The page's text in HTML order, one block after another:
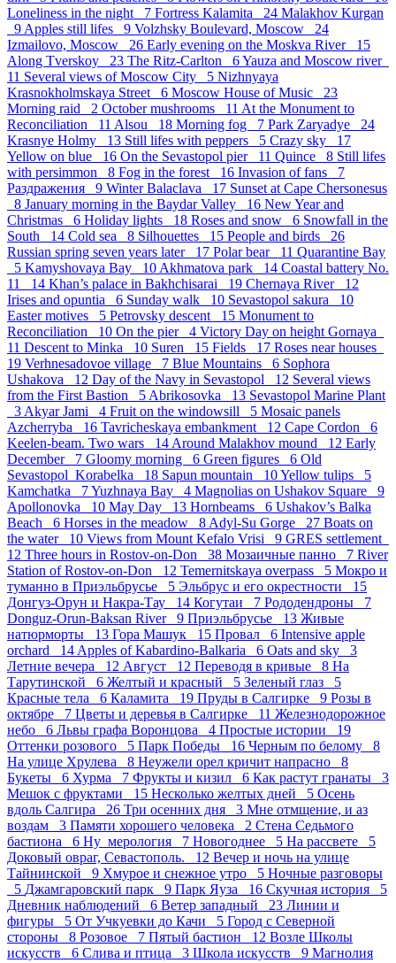
Loneliness in the night 7 Fortress Kalamita 24 Malakhov Kurgan
9 Apples still lifes 9 Volzhsky Boulevard, Moscow 24
Izmailovo, Moscow 26 Early evening on the Moskva River 15
Along Tverskoy 23 The Ritz-Carlton 6Yauza and Moscow river
11 Several views of Moscow City 5 Nizhnyaya
Krasnokholmskaya Street 6 Moscow House of Music 23
Morning raid 2 October mushrooms 11 At the Monument to
Reconciliation 11 Alsou 18 Morning fog 7 Park Zaryadye 24
Krasnye Holmy 13 Still lifes with peppers 5 Crazy sky 17
Yellow on blue 16 On the Sevastopol pier 11 Quince 8 Still lifes
with persimmon 8 Fog in the forest 16 Invasion of fans 7
Раздражения 9 Winter Balaclava 17 Sunset at Cape Chersonesus
8 January morning in the Baydar Valley 16 New Year and
Christmas 6 Holiday lights 18 Roses and snow 6 Snowfall in the
South 14 Cold sea 8 Silhouettes 15 People and birds 26
Russian spring seven years later 17 Polar bear 11 Quarantine Bay
5 Kamyshovaya Bay 10 Akhmatova park 14 Coastal battery No.
11 14 Khan’s palace in Bakhchisarai 19 Chernaya River 12
Irises and opuntia 6 Sunday walk 10 Sevastopol sakura 10
Easter motives 5 Petrovsky descent 15 Monument to
Reconciliation 10 On the pier 4 Victory Day on height Gornaya
11 Descent to Minka 10 Suren 15 Fields 17 Roses near houses
19 Verhnesadovoe village 7 Blue Mountains 6 Sophora
Ushakova 12 Day of the Navy in Sevastopol 12 Several views
from the First Bastion 5 Abrikosovka 13 Sevastopol Marine Plant
3 Akyar Jami 4 Fruit on the windowsill 5 Mosaic panels
Azcherryba 16 Tavricheskaya embankment 12 Cape Cordon 6
Keelen-beam. Two wars 14 Around Malakhov mound 12 Early
December 7 Gloomy morning 6 Green figures 6 Old
Sevastopol_Korabelka 18 Sapun mountain 10Yellow tulips 5
Kamchatka 7Yuzhnaya Bay 4 Magnolias on Ushakov Square 9
Apollonovka 10 May Day 13 Hornbeams 6 Ushakov’s Balka
Beach 6 Horses in the meadow 8 Adyl-Su Gorge 27 Boats on
the water 10 Views from Mount Kefalo Vrisi 9 GRES settlement
12 Three hours in Rostov-on-Don 38 Мозаичные панно 7 River
Station of Rostov-on-Don 12 Temernitskaya overpass 5 Мокро и
туманно в Приэльбрусье 5 Эльбрус и его окрестности 15
Донгуз-Орун и Накра-Тау 14 Когутаи 7 Рододендроны 7
Donguz-Orun-Baksan River 9 Приэльбрусье 13 Живые
натюрморты 13 Гора Машук 15 Провал 6 Intensive apple
orchard 14 Apples of Kabardino-Balkaria 6 Oats and sky 3
Летние вечера 12 Август 12 Переводя в кривые 8 На
Тарутинской 6 Желтый и красный 5 Зеленый глаз 5
Красные тела 6 Каламита 19 Пруды в Салгирке 9 Розы в
октябре 7 Цветы и деревья в Салгирке 11 Железнодорожное
небо 6 Львы графа Воронцова 4 Простые истории 19
Оттенки розового 5 Парк Победы 16 Черным по белому 8
На улице Хрулева 8 Неужели орел кричит напрасно 8
Букеты 6 Хурма 7 Фрукты и кизил 6 Как растут гранаты 3
Мешок с фруктами 15 Несколько желтых дней 5 Осень
вдоль Салгира 26 Три осенних дня 3 Мне отмщение, и аз
воздам 3 Памяти хорошего человека 2 Стена Седьмого
бастиона 6 Ну_мерология 7 Новогоднее 5 На рассвете 5
Доковый овраг, Севастополь. 12 Вечер и ночь на улице
Тайнинской 9 Хмурое и снежное утро 5 Ночные разговоры
5 Джамгаровский парк 9 Парк Яуза 16 Скучная история 5
Дневник наблюдений 6 Ветер западный 23 Линии и
фигуры 5 От Учкуевки до Качи 5 Город с Северной
стороны 8 Розовое 7 Пятый бастион 12 Возле Школы
искусств 6 Слива и птица 3 Школа искусств 9 Магнолия